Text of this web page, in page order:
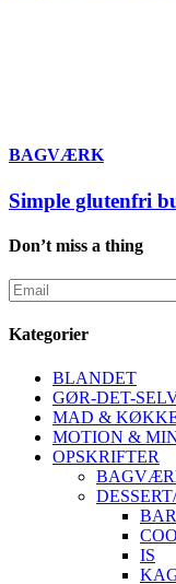
BAGVÆRK
Simple glutenfri
Don’t miss a thing
Kategorier
BLANDET
GØR-DET-
MAD &
MOTION &
OPSKRIFTER
IS